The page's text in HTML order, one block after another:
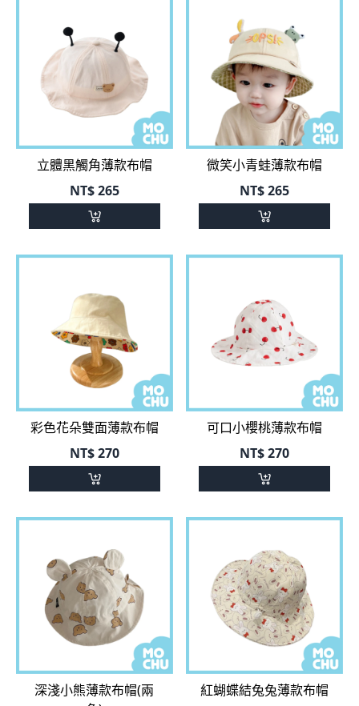
立體黑觸角薄款布帽
NT$265
微笑小青蛙薄款布帽
NT$265
彩色花朵雙面薄款布帽
NT$270
可口小櫻桃薄款布帽
NT$270
深淺小熊薄款布帽(兩
色)
NT$270
紅蝴蝶結兔兔薄款布帽
NT$270